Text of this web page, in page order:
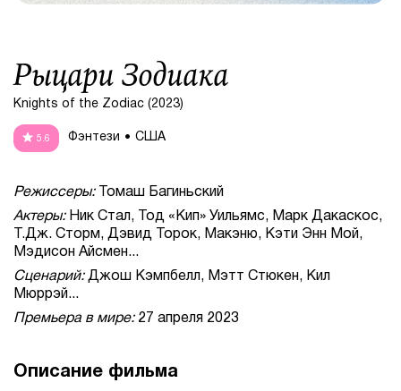
Рыцари Зодиака
Knights of the Zodiac (2023)
5.6 Фэнтези США
Режиссеры:Томаш Багиньский
Актеры:Ник Стал, Тод «Кип» Уильямс, Марк Дакаскос,
Т.Дж. Сторм, Дэвид Торок, Макэню, Кэти Энн Мой,
Мэдисон Айсмен...
Сценарий:Джош Кэмпбелл, Мэтт Стюкен, Кил
Мюррэй...
Премьера в мире:27 апреля 2023
Описание фильма